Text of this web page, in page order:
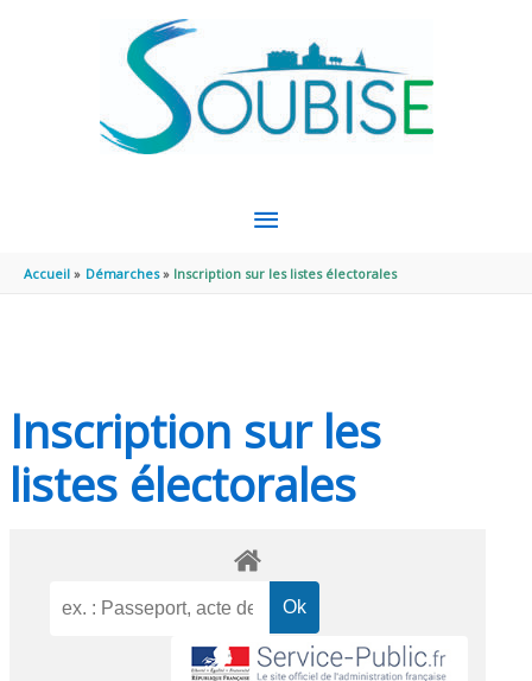
MENU
PRINCIPAL
Accueil Démarches Inscription sur les listes électorales
Inscription sur les
listes électorales